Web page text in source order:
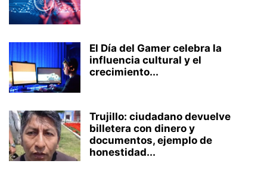
El Día del Gamer celebra la
influencia cultural y el
crecimiento...
Trujillo: ciudadano devuelve
billetera con dinero y
documentos, ejemplo de
honestidad...